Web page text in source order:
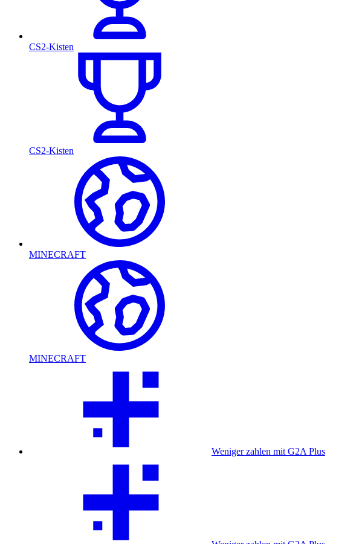
CS2-Kisten
CS2-Kisten
MINECRAFT
MINECRAFT
Weniger zahlen mit G2A Plus